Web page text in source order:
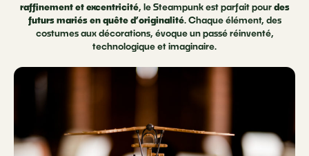
raffinement et excentricité, le Steampunk est parfait pourdes
futurs mariés en quête d’originalité. Chaque élément, des
costumes aux décorations, évoque un passé réinventé,
technologique et imaginaire.